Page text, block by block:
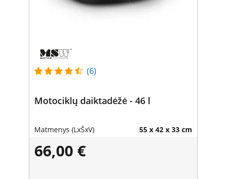
(6)
Motociklų daiktadėžė - 46 l
Matmenys (LxŠxV) 55 x 42 x 33 cm
66,00 €